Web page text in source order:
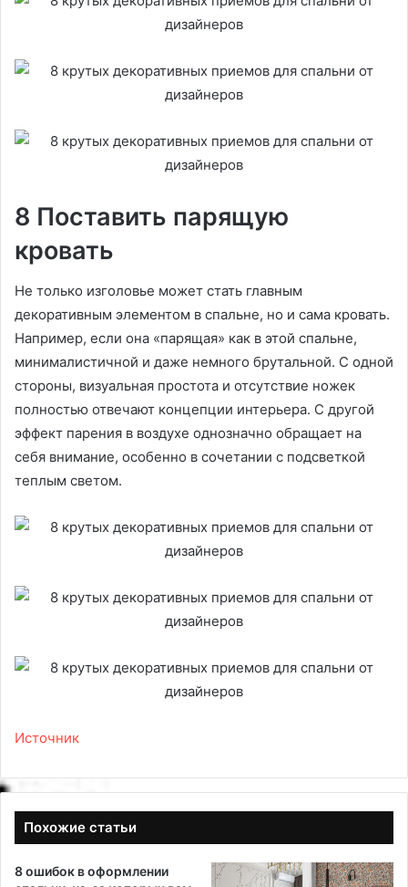
8 Поставить парящую
кровать
Не только изголовье может стать главным
декоративным элементом в спальне, но и сама кровать.
Например, если она «парящая» как в этой спальне,
минималистичной и даже немного брутальной. С одной
стороны, визуальная простота и отсутствие ножек
полностью отвечают концепции интерьера. С другой
эффект парения в воздухе однозначно обращает на
себя внимание, особенно в сочетании с подсветкой
теплым светом.
Источник
Похожие статьи
8 ошибок в оформлении